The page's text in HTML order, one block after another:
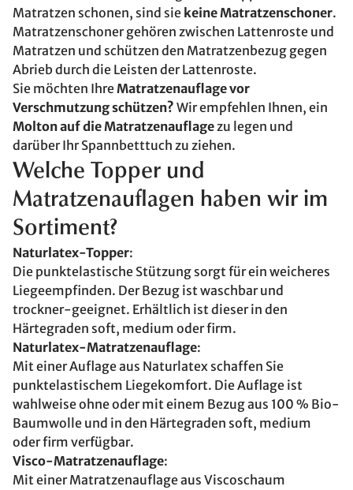
Matratzen schonen, sind sie keine Matratzenschoner.
Matratzenschoner gehören zwischen Lattenroste und
Matratzen und schützen den Matratzenbezug gegen
Abrieb durch die Leisten der Lattenroste.
Sie möchten IhreMatratzenauflage vor
Verschmutzung schützen? Wir empfehlen Ihnen, ein
Molton auf die Matratzenauflagezu legen und
darüber Ihr Spannbetttuch zu ziehen.
Welche Topper und
Matratzenauflagen haben wir im
Sortiment?
Naturlatex-Topper:
Die punktelastische Stützung sorgt für ein weicheres
Liegeempfinden. Der Bezug ist waschbar und
trockner-geeignet. Erhältlich ist dieser in den
Härtegraden soft, medium oder firm.
Naturlatex-Matratzenauflage:
Mit einer Auflage aus Naturlatex schaffen Sie
punktelastischem Liegekomfort. Die Auflage ist
wahlweise ohne oder mit einem Bezug aus 100 % Bio-
Baumwolle und in den Härtegraden soft, medium
oder firm verfügbar.
Visco-Matratzenauflage:
Mit einer Matratzenauflage aus Viscoschaum